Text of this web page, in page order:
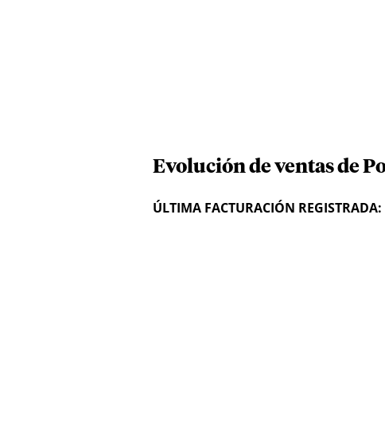
Evolución de ventas de
ÚLTIMA FACTURACIÓN REGISTRADA: